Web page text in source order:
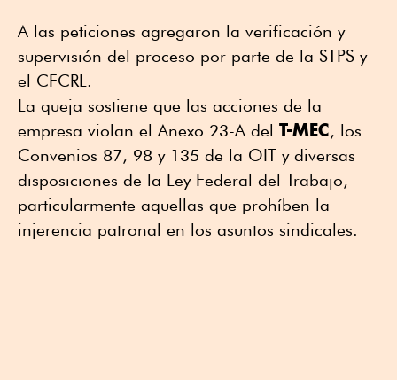
A las peticiones agregaron la verificación y
supervisión del proceso por parte de la STPS y
el CFCRL.
La queja sostiene que las acciones de la
empresa violan el Anexo 23-A del T-MEC, los
Convenios 87, 98 y 135 de la OIT y diversas
disposiciones de la Ley Federal del Trabajo,
particularmente aquellas que prohíben la
injerencia patronal en los asuntos sindicales.